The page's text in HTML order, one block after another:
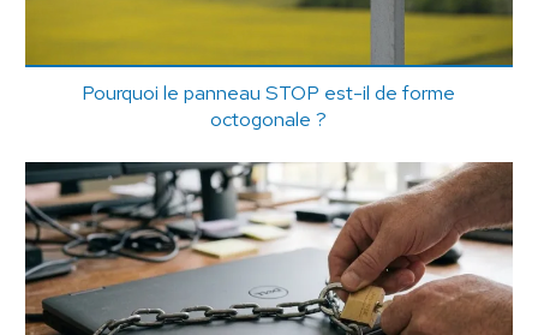
Pourquoi le panneau STOP est-il de forme
octogonale ?